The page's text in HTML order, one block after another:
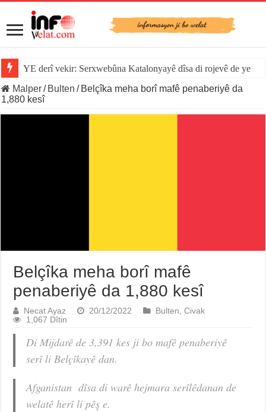
YE derî vekir: Serxwebûna Katalonyayê dîsa di rojevê de ye
Malper/ Bulten / Belçîka meha borî mafê penaberiyê da
1,880 kesî
Belçîka meha borî mafê
penaberiyê da 1,880 kesî
Necat Ayaz 20/12/2022 Bulten,Civak
1,067 Dîtin
Di Mijdarê de 3,391 kes ji bo mafê penaberiyê
serî li Belçîkayê dan.
Afganistan dîsa di warê hejmara serîlêdanan de
welatê herî li pêş e.